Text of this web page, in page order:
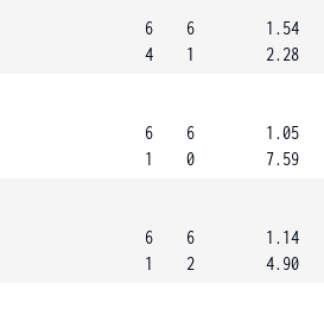
6
4
6
1
1.54
2.28
6
1
6
0
1.05
7.59
6
1
6
2
1.14
4.90